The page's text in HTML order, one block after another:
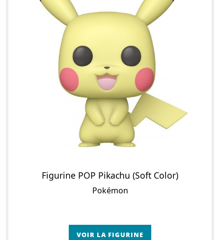
Figurine POP Pikachu (Soft Color)
Pokémon
VOIR LA FIGURINE